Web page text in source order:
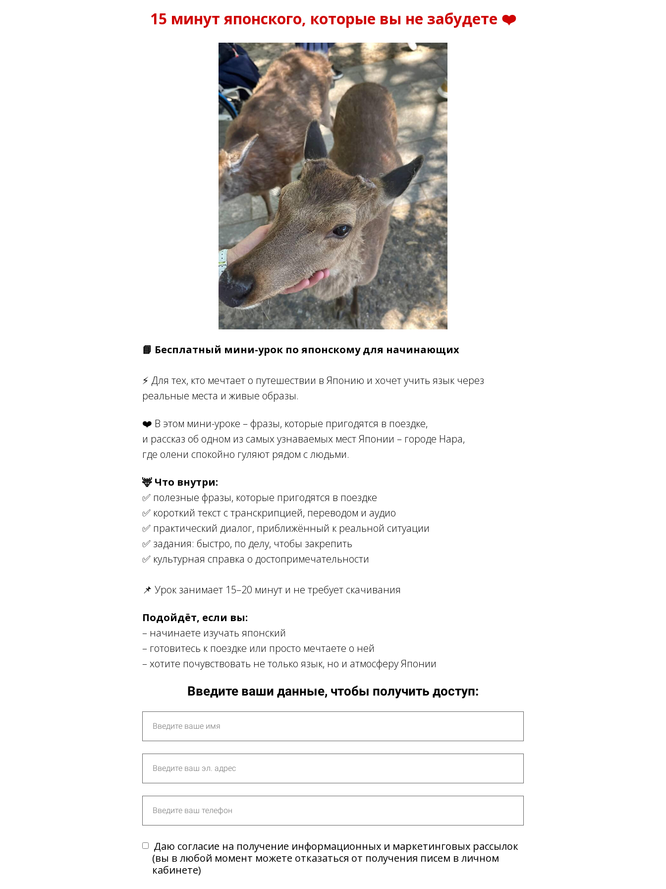
15 минут японского, которые вы не забудете ❤️
📘 Бесплатный мини-урок по японскому для начинающих
⚡️ Для тех, кто мечтает о путешествии в Японию и хочет учить язык через
реальные места и живые образы.
❤️ В этом мини-уроке – фразы, которые пригодятся в поездке,
и рассказ об одном из самых узнаваемых мест Японии – городе Нара,
где олени спокойно гуляют рядом с людьми.
🦌 Что внутри:
✅ полезные фразы, которые пригодятся в поездке
✅ короткий текст с транскрипцией, переводом и аудио
✅ практический диалог, приближённый к реальной ситуации
✅ задания: быстро, по делу, чтобы закрепить
✅ культурная справка о достопримечательности
📌 Урок занимает 15–20 минут и не требует скачивания
Подойдёт, если вы:
– начинаете изучать японский
– готовитесь к поездке или просто мечтаете о ней
– хотите почувствовать не только язык, но и атмосферу Японии
Введите ваши данные, чтобы получить доступ:
Даю согласие на получение информационных и маркетинговых рассылок
(вы в любой момент можете отказаться от получения писем в личном
кабинете)